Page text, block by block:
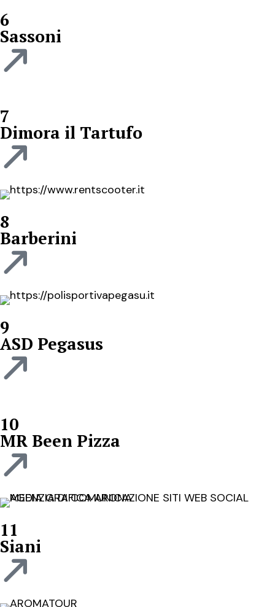
6
Sassoni
7
Dimora il Tartufo
8
Barberini
9
ASD Pegasus
10
MR Been Pizza
11
Siani